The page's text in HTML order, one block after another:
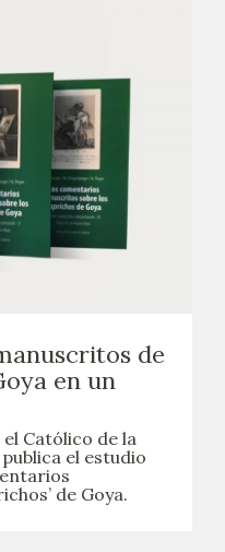
de
en un
Católico de la
el estudio
de Goya.